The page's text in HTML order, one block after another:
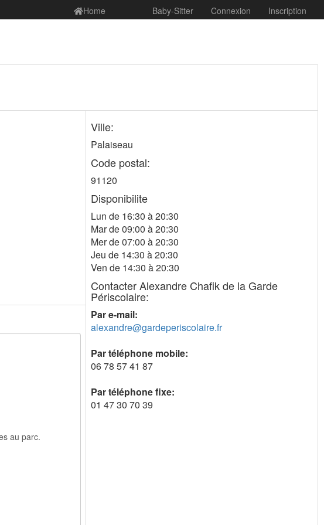
Home Baby-Sitter Connexion Inscription
Ville:
Palaiseau
Code postal:
91120
Disponibilite
Lun de 16:30 à 20:30
Mar de 09:00 à 20:30
Mer de 07:00 à 20:30
Jeu de 14:30 à 20:30
Ven de 14:30 à 20:30
Contacter Alexandre Chafik de la Garde
Périscolaire:
Par e-mail:
alexandre@gardeperiscolaire.fr
Par téléphone mobile:
06 78 57 41 87
Par téléphone fixe:
01 47 30 70 39